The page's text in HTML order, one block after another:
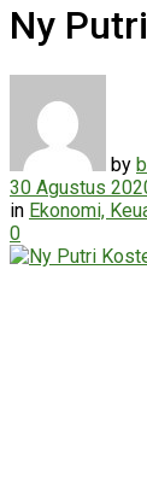
Ny
by
30 Agustus
in Ekonomi,
0